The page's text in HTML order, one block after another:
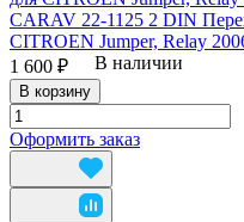
CARAV 22-1125 2 DIN
CITROEN Jumper, Relay
1 600 ₽
В наличии
В корзину
Оформить заказ